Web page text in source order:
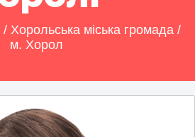
Хорольська міська громада /
м. Хорол